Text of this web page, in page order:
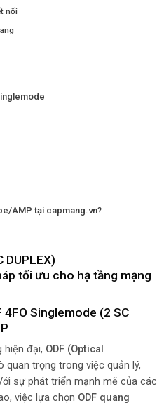
nối
AMP tại capmang.vn?
DUPLEX)
tối ưu cho hạ tầng mạng
4FO Singlemode (2 SC
hiện đại, ODF (Optical
quan trọng trong việc quản lý,
sự phát triển mạnh mẽ của các
việc lựa chọn ODF quang